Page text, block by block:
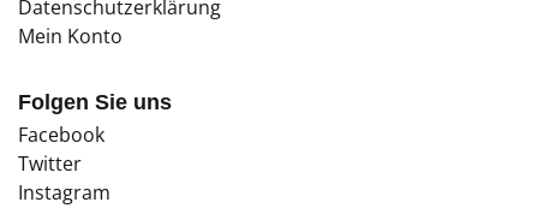
Datenschutzerklärung
Mein Konto
Folgen Sie uns
Facebook
Twitter
Instagram